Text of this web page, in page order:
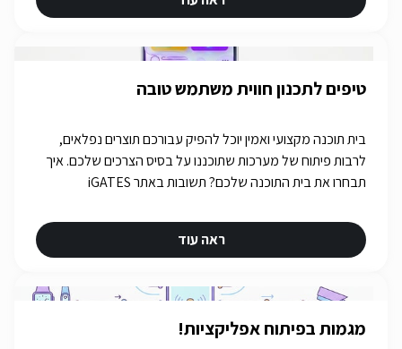
טיפים לתכנון חווית משתמש טובה
בית תוכנה מקצועי ואמין יוכל להפיק עבורכם תוצרים נפלאים,
לרבות פיתוח של מערכות שתוכננו על בסיס הצרכים שלכם. איך
תבחרו את בית התוכנה שלכם? תשובות באתר iGATES
ראה עוד
מגמות בפיתוח אפליקציות!